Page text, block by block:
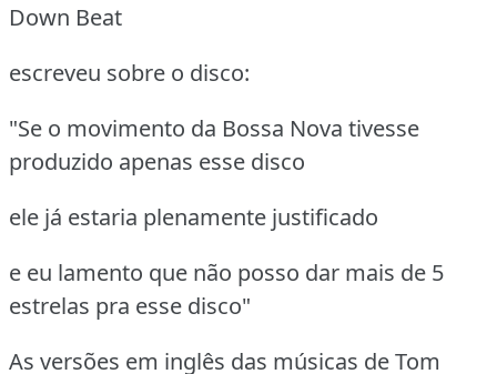
Down Beat
escreveu sobre o disco:
"Se o movimento da Bossa Nova tivesse
produzido apenas esse disco
ele já estaria plenamente justificado
e eu lamento que não posso dar mais de 5
estrelas pra esse disco"
As versões em inglês das músicas de Tom